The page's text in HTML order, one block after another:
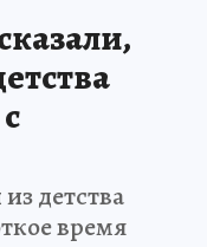
детства
время